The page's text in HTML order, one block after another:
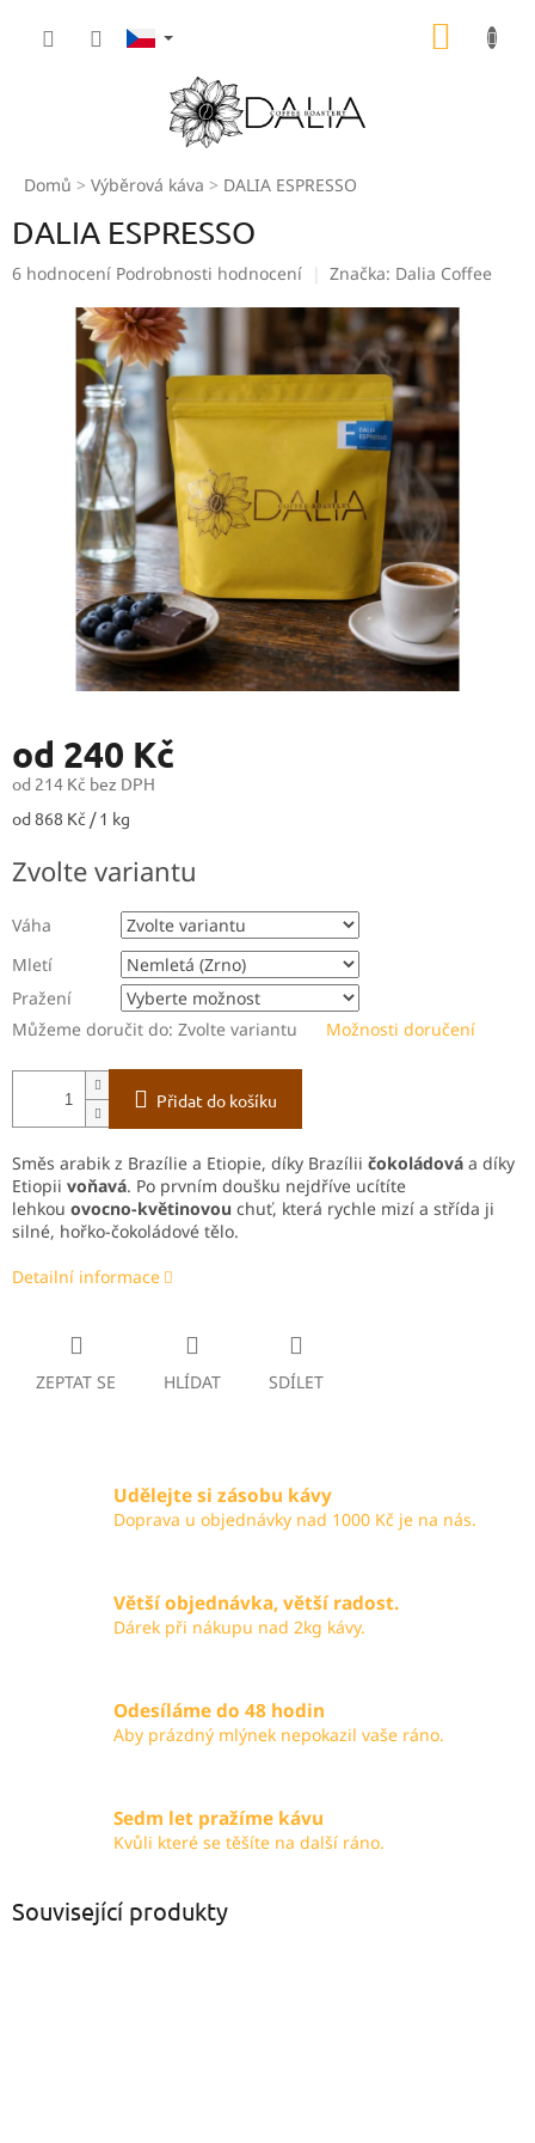
Domů Výběrová káva DALIA ESPRESSO
DALIA ESPRESSO
Průměrné
produktu
hvězdiček.
6 hodnocení Podrobnosti hodnocení Značka: Dalia Coffee
od 240 Kč
od 214 Kč bez DPH
Měrná
od 868 Kč / 1 kg
Zvolte variantu
Váha
Mletí
Pražení
Můžeme doručit do: Zvolte variantu Možnosti doručení
Přidat do košíku
Směs arabik z Brazílie a Etiopie, díky Brazílii čokoládová a díky
Etiopii voňavá. Po prvním doušku nejdříve ucítíte
lehkou ovocno-květinovou chuť, která rychle mizí a střída ji
silné, hořko-čokoládové tělo.
Detailní informace
ZEPTAT SE HLÍDAT SDÍLET
Udělejte si zásobu kávy
Doprava u objednávky nad 1000 Kč je na nás.
Větší objednávka, větší radost.
Dárek při nákupu nad 2kg kávy.
Odesíláme do 48 hodin
Aby prázdný mlýnek nepokazil vaše ráno.
Sedm let pražíme kávu
Kvůli které se těšíte na další ráno.
Související produkty